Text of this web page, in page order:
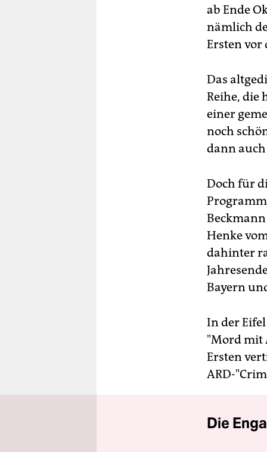
ab Ende
nämlich
Ersten vor
Das
Reihe, die
einer
noch
dann
Doch für
Henke
dahinter
Bayern
In der
"Mord mit
Ersten
ARD-
Die